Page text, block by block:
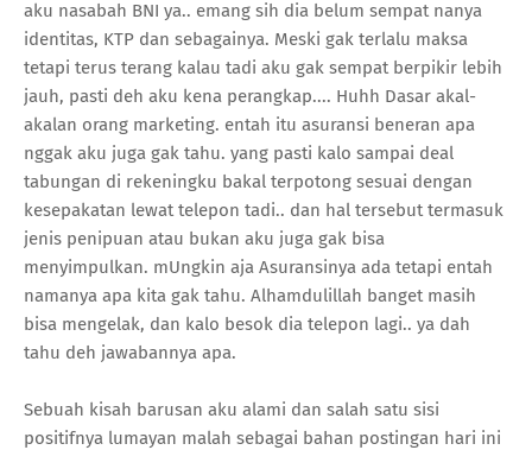
aku nasabah BNI ya.. emang sih dia belum sempat nanya
identitas, KTP dan sebagainya. Meski gak terlalu maksa
tetapi terus terang kalau tadi aku gak sempat berpikir lebih
jauh, pasti deh aku kena perangkap.... Huhh Dasar akal-
akalan orang marketing. entah itu asuransi beneran apa
nggak aku juga gak tahu. yang pasti kalo sampai deal
tabungan di rekeningku bakal terpotong sesuai dengan
kesepakatan lewat telepon tadi.. dan hal tersebut termasuk
jenis penipuan atau bukan aku juga gak bisa
menyimpulkan. mUngkin aja Asuransinya ada tetapi entah
namanya apa kita gak tahu. Alhamdulillah banget masih
bisa mengelak, dan kalo besok dia telepon lagi.. ya dah
tahu deh jawabannya apa.
Sebuah kisah barusan aku alami dan salah satu sisi
positifnya lumayan malah sebagai bahan postingan hari ini